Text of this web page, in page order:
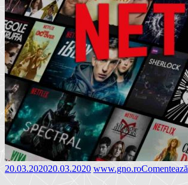
20.03.202020.03.2020 www.gno.roComentează